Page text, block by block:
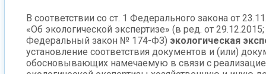
В соответствии со ст. 1 Федерального закона от
«Об экологической экспертизе» (в ред. от
Федеральный закон № 174-ФЗ) экологическая
установление соответствия документов и (или)
обосновывающих намечаемую в связи с